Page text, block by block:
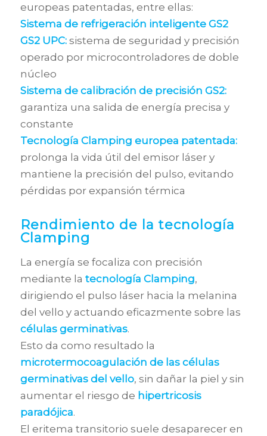
europeas patentadas, entre ellas:
Sistema de refrigeración inteligente GS2
GS2 UPC:sistema de seguridad y precisión
operado por microcontroladores de doble
núcleo
Sistema de calibración de precisión GS2:
garantiza una salida de energía precisa y
constante
Tecnología Clamping europea patentada:
prolonga la vida útil del emisor láser y
mantiene la precisión del pulso, evitando
pérdidas por expansión térmica
Rendimiento de la tecnología
Clamping
La energía se focaliza con precisión
mediante la tecnología Clamping,
dirigiendo el pulso láser hacia la melanina
del vello y actuando eficazmente sobre las
células germinativas.
Esto da como resultado la
microtermocoagulación de las células
germinativas del vello, sin dañar la piel y sin
aumentar el riesgo de hipertricosis
paradójica.
El eritema transitorio suele desaparecer en